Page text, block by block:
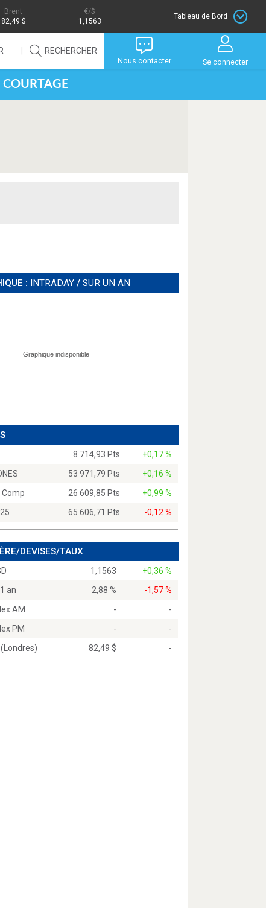
Brent
82,49 $
/$
1,1563
Tableau de Bord
RECHERCHER
Nous contacter Se connecter
: INTRADAY /SUR UN AN
8 714,93 Pts
+0,17 %
53 971,79 Pts
+0,16 %
Comp
26 609,85 Pts
+0,99 %
65 606,71 Pts -0,12 %
DEVISES/TAUX
1,1563
+0,36 %
an
2,88 %
-1,57 %
AM
-
-
PM
-
-
82,49 $ -